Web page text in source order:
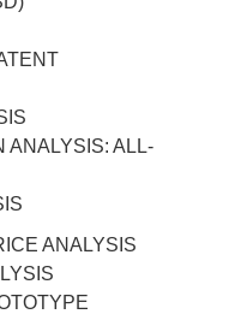
ALL-
ANALYSIS